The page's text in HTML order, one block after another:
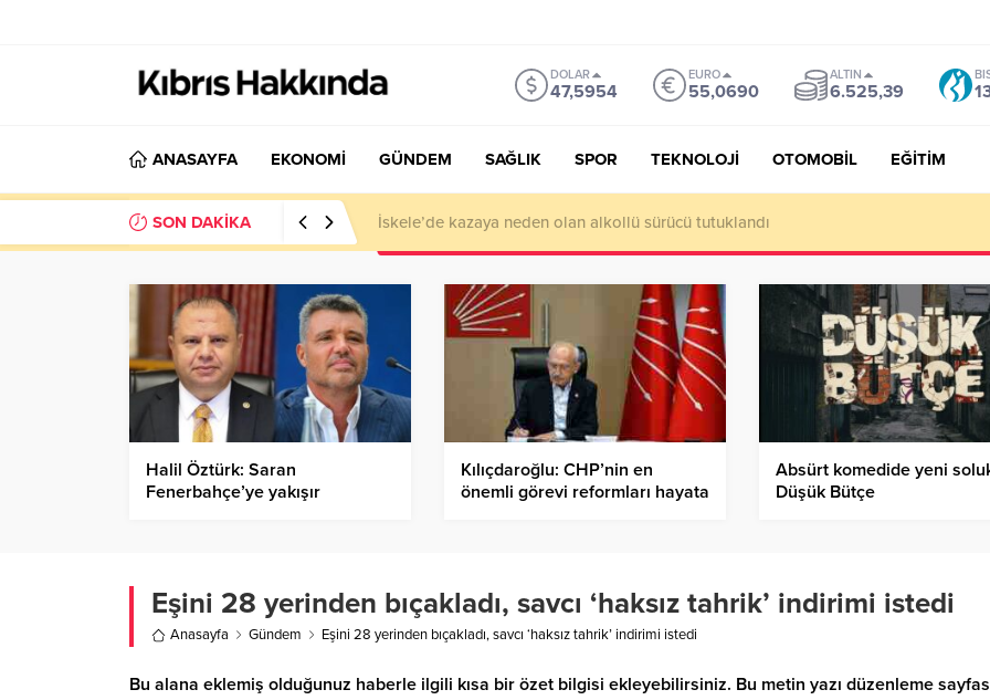
DOLAR
47,5954
EURO
55,0690
ALTIN
6.525,39
ANASAYFA EKONOMİ GÜNDEM SAĞLIK SPOR TEKNOLOJİ OTOMOBİL EĞİTİM
SON DAKİKA El Nino Kıbrıs’ı da Etkileyecek: Daha Sıcak Yaz, Daha Uzun Kuraklık Bekleniyor
Halil Öztürk: Saran
Fenerbahçe’ye yakışır
Kılıçdaroğlu: CHP’nin en
önemli görevi reformları hayata
Absürt komedide yeni
Düşük Bütçe
Eşini 28 yerinden bıçakladı, savcı ‘haksız tahrik’ indirimi istedi
Anasayfa Gündem Eşini 28 yerinden bıçakladı, savcı ‘haksız tahrik’ indirimi istedi
Bu alana eklemiş olduğunuz haberle ilgili kısa bir özet bilgisi ekleyebilirsiniz. Bu metin yazı düzenleme